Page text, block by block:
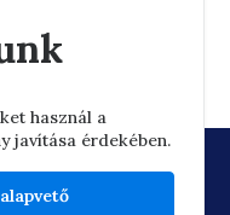
használ a
javítása érdekében.